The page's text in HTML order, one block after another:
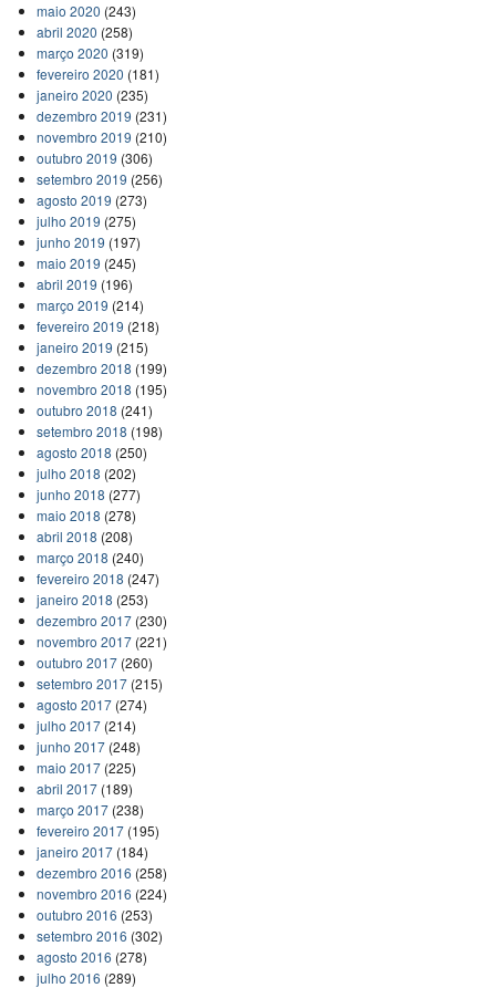
maio 2020 (243)
abril 2020 (258)
março 2020 (319)
fevereiro 2020 (181)
janeiro 2020 (235)
dezembro 2019 (231)
novembro 2019 (210)
outubro 2019 (306)
setembro 2019 (256)
agosto 2019 (273)
julho 2019 (275)
junho 2019 (197)
maio 2019 (245)
abril 2019 (196)
março 2019 (214)
fevereiro 2019 (218)
janeiro 2019 (215)
dezembro 2018 (199)
novembro 2018 (195)
outubro 2018 (241)
setembro 2018 (198)
agosto 2018 (250)
julho 2018 (202)
junho 2018 (277)
maio 2018 (278)
abril 2018 (208)
março 2018 (240)
fevereiro 2018 (247)
janeiro 2018 (253)
dezembro 2017(230)
novembro 2017(221)
outubro 2017(260)
setembro 2017(215)
agosto 2017(274)
julho 2017(214)
junho 2017(248)
maio 2017(225)
abril 2017(189)
março 2017(238)
fevereiro 2017(195)
janeiro 2017(184)
dezembro 2016 (258)
novembro 2016 (224)
outubro 2016 (253)
setembro 2016 (302)
agosto 2016 (278)
julho 2016 (289)